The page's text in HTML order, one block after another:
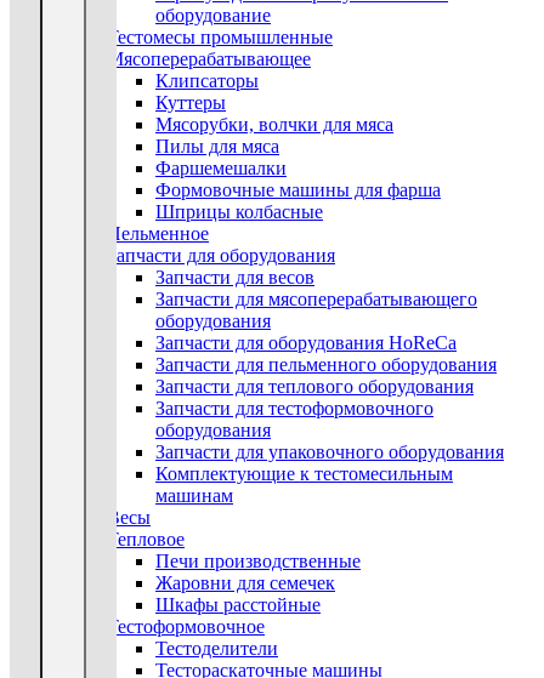
оборудование
Тестомесы промышленные
Мясоперерабатывающее
Клипсаторы
Куттеры
Мясорубки, волчки для мяса
Пилы для мяса
Фаршемешалки
Формовочные машины для фарша
Шприцы колбасные
Пельменное
Запчасти для оборудования
Запчасти для весов
Запчасти для мясоперерабатывающего
оборудования
Запчасти для оборудования HoReCa
Запчасти для пельменного оборудования
Запчасти для теплового оборудования
Запчасти для тестоформовочного
оборудования
Запчасти для упаковочного оборудования
Комплектующие к тестомесильным
машинам
Весы
Тепловое
Печи производственные
Жаровни для семечек
Шкафы расстойные
Тестоформовочное
Тестоделители
Тестораскаточные машины